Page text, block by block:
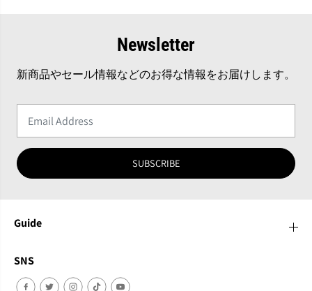
Newsletter
新商品やセール情報などのお得な情報をお届けします。
SUBSCRIBE
Guide
SNS